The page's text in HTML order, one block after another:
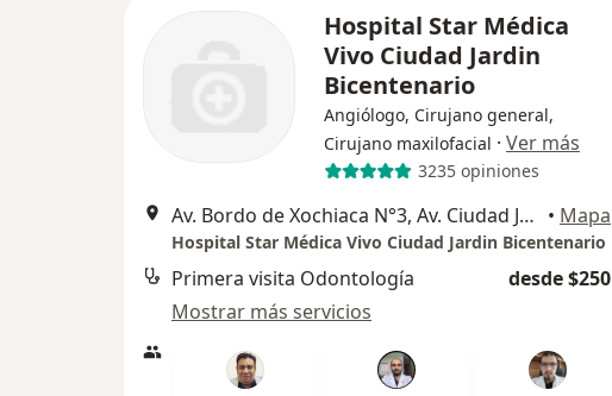
Hospital Star Médica
Vivo Ciudad Jardin
Bicentenario
Angiólogo, Cirujano general,
Cirujano maxilofacial · Ver más
3235 opiniones
Av. Bordo de Xochiaca N°3, Av. Ciudad Jdn. 2B, Bicentenario, 57205 Nezahualcóyotl, Méx., Nezahualcóyotl • Mapa
Hospital Star Médica Vivo Ciudad Jardin Bicentenario
Primera visita Odontología
desde $250
Mostrar más servicios